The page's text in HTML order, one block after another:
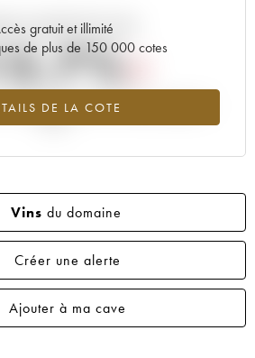
gratuit et illimité
de plus de 150 000 cotes
DE LA COTE
actuelle de la cote
du millésime 2005 en 2026 par rapport à
Vins du domaine
Créer une alerte
Ajouter à ma cave